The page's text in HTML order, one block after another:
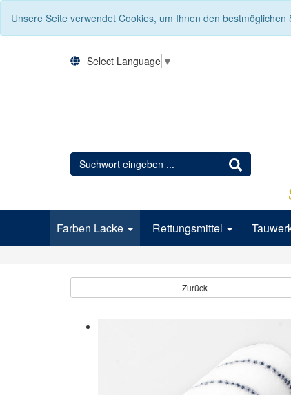
Unsere Seite verwendet Cookies, um Ihnen den
Select Language ▼
Farben Lacke Rettungsmittel
Zurück